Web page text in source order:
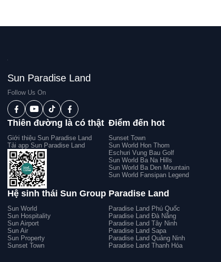
Sun Paradise Land
Follow Us On
Thiên đường là có thật
Giới thiệu Sun Paradise Land
Tải app Sun Paradise Land
Điểm đến hot
Sunset Town
Sun World Hon Thom
Eschuri Vung Bau Golf
Sun World Ba Na Hills
Sun World Ba Den Mountain
Sun World Fansipan Legend
Hệ sinh thái Sun Group
Sun World
Sun Hospitality
Sun Airport
Sun Air
Sun Property
Sunset Town
Paradise Land
Paradise Land Phú Quốc
Paradise Land Đà Nẵng
Paradise Land Tây Ninh
Paradise Land Sapa
Paradise Land Quảng Ninh
Paradise Land Thanh Hóa